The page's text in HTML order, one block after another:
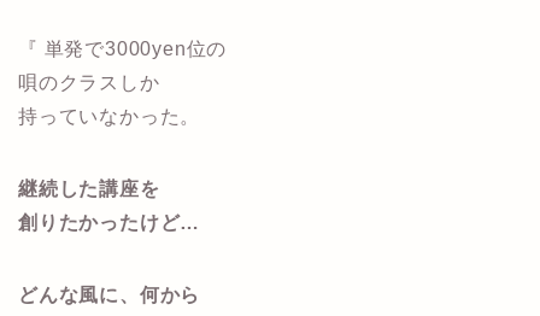
『 単発で3000yen位の
唄のクラスしか
持っていなかった。
継続した講座を
創りたかったけど…
どんな風に、何から